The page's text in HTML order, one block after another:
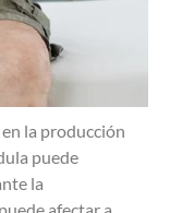
la producción
puede
la